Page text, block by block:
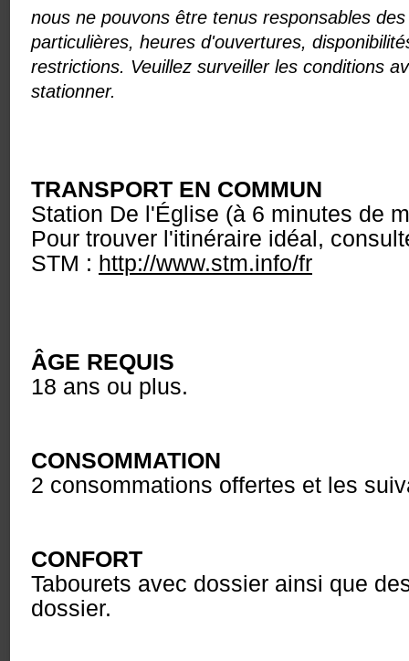
nous ne pouvons être tenus responsables
particulières, heures d'ouvertures,
restrictions. Veuillez surveiller les conditions
stationner.
TRANSPORT EN COMMUN
Station De l'Église (à 6 minutes de
Pour trouver l'itinéraire idéal,
STM : http://www.stm.info/fr
ÂGE REQUIS
18 ans ou plus.
CONSOMMATION
2 consommations offertes et les
CONFORT
Tabourets avec dossier ainsi que
dossier.